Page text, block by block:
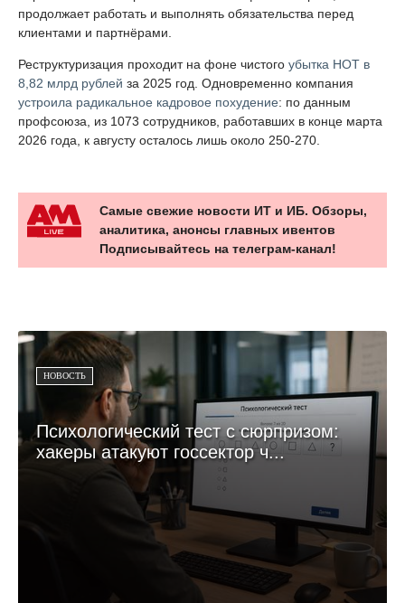
продолжает работать и выполнять обязательства перед
клиентами и партнёрами.
Реструктуризация проходит на фоне чистого убытка НОТ в
8,82 млрд рублей за 2025 год. Одновременно компания
устроила радикальное кадровое похудение: по данным
профсоюза, из 1073 сотрудников, работавших в конце марта
2026 года, к августу осталось лишь около 250-270.
Самые свежие новости ИТ и ИБ. Обзоры,
аналитика, анонсы главных ивентов
Подписывайтесь на телеграм-канал!
НОВОСТЬ
Психологический тест с сюрпризом:
хакеры атакуют госсектор ч...